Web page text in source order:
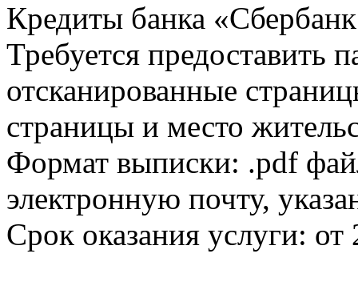
Кредиты банка
Требуется предоставить
отсканированные
страницы и место
Формат выписки: .pdf
электронную почту,
Срок оказания услуги: от